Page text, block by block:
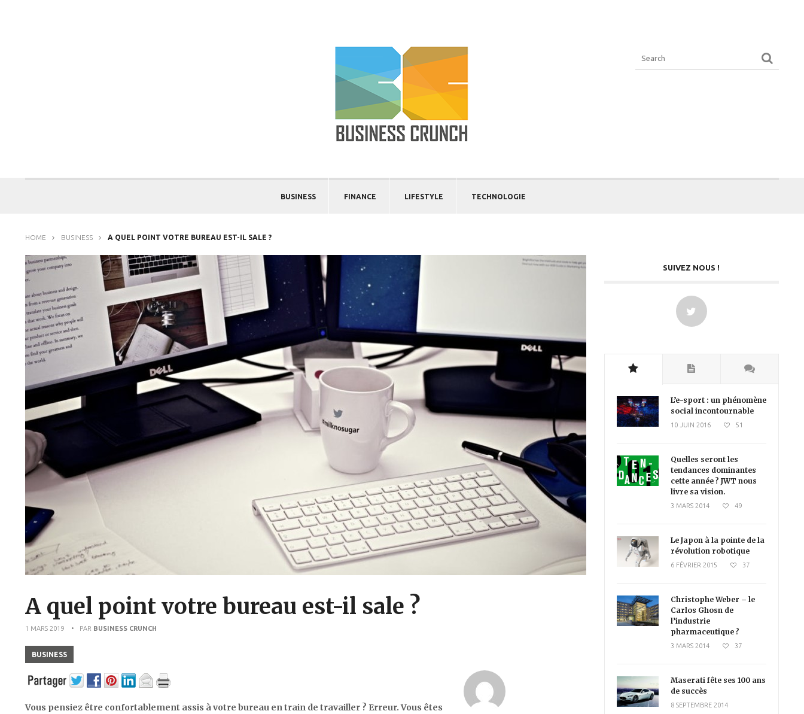
BUSINESS FINANCE LIFESTYLE TECHNOLOGIE
HOME BUSINESS A QUEL POINT VOTRE BUREAU EST-IL SALE ?
A quel point votre bureau est-il sale ?
1 MARS 2019 • PAR BUSINESS CRUNCH
BUSINESS
Vous pensiez être confortablement assis à votre bureau en train de travailler ? Erreur. Vous êtes
SUIVEZ NOUS !
L’e-sport : un phénomène
social incontournable
10 JUIN 2016 51
Quelles seront les
tendances dominantes
cette année ? JWT nous
livre sa vision.
3 MARS 2014 49
Le Japon à la pointe de la
révolution robotique
6 FÉVRIER 2015 37
Christophe Weber – le
Carlos Ghosn de
l’industrie
pharmaceutique ?
3 MARS 2014 37
Maserati fête ses 100 ans
de succès
8 SEPTEMBRE 2014